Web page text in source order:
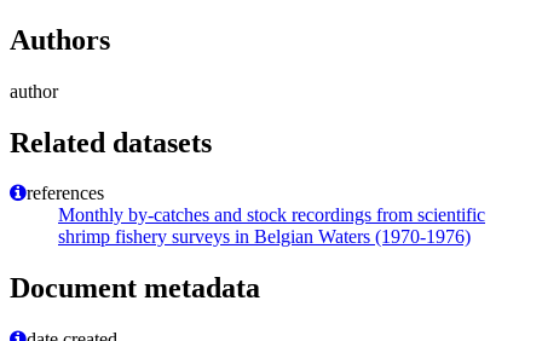
Authors
author
Related datasets
references
Monthly by-catches and stock recordings from scientific
shrimp fishery surveys in Belgian Waters (1970-1976)
Document metadata